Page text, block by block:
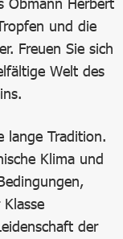
und die
Freuen Sie sich
Welt des
lange Tradition.
Klima und
der